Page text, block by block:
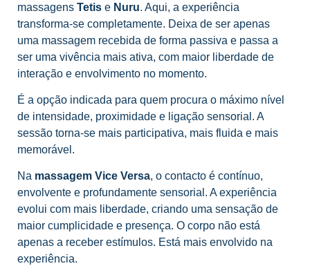
massagens Tetis e Nuru. Aqui, a experiência
transforma-se completamente. Deixa de ser apenas
uma massagem recebida de forma passiva e passa a
ser uma vivência mais ativa, com maior liberdade de
interação e envolvimento no momento.
É a opção indicada para quem procura o máximo nível
de intensidade, proximidade e ligação sensorial. A
sessão torna-se mais participativa, mais fluida e mais
memorável.
Na massagem Vice Versa, o contacto é contínuo,
envolvente e profundamente sensorial. A experiência
evolui com mais liberdade, criando uma sensação de
maior cumplicidade e presença. O corpo não está
apenas a receber estímulos. Está mais envolvido na
experiência.